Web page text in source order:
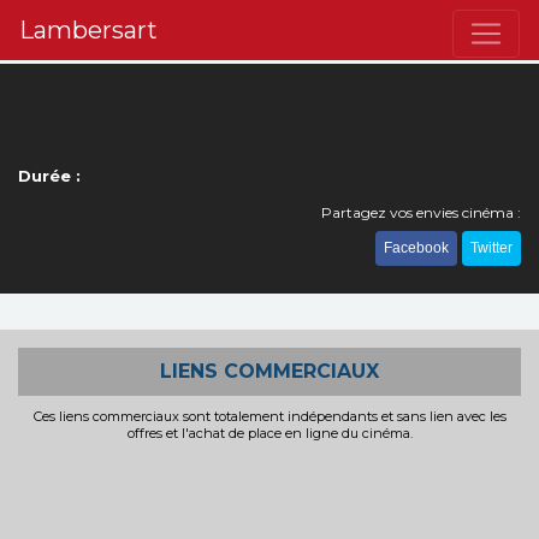
Lambersart
Durée :
Partagez vos envies cinéma :
Facebook Twitter
LIENS COMMERCIAUX
Ces liens commerciaux sont totalement indépendants et sans lien avec les
offres et l'achat de place en ligne du cinéma.